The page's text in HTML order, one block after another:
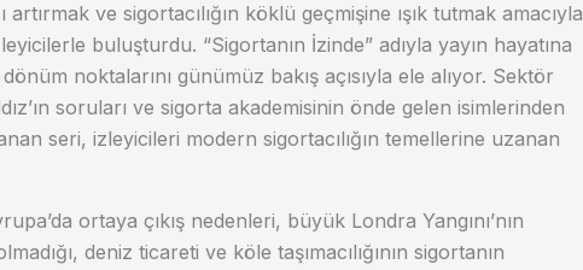
ve sigortacılığın köklü geçmişine ışık tutmak amacıyla
buluşturdu. “Sigortanın İzinde” adıyla yayın hayatına
noktalarını günümüz bakış açısıyla ele alıyor. Sektör
soruları ve sigorta akademisinin önde gelen isimlerinden
seri, izleyicileri modern sigortacılığın temellerine uzanan
ortaya çıkış nedenleri, büyük Londra Yangını’nın
deniz ticareti ve köle taşımacılığının sigortanın